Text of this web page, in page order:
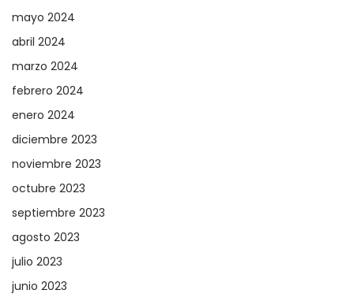
mayo 2024
abril 2024
marzo 2024
febrero 2024
enero 2024
diciembre 2023
noviembre 2023
octubre 2023
septiembre 2023
agosto 2023
julio 2023
junio 2023